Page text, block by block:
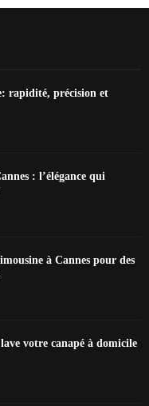
rapidité, précision et
: l’élégance qui
à Cannes pour des
votre canapé à domicile